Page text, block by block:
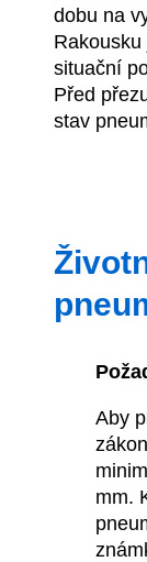
dobu na
situační
Před
stav
Aby
mm.